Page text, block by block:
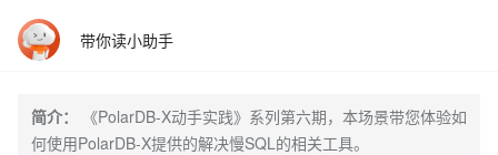
带你读小助手
简介：
《PolarDB-X动手实践》系列第六期，本场景带您体验如
何使用PolarDB-X提供的解决慢SQL的相关工具。